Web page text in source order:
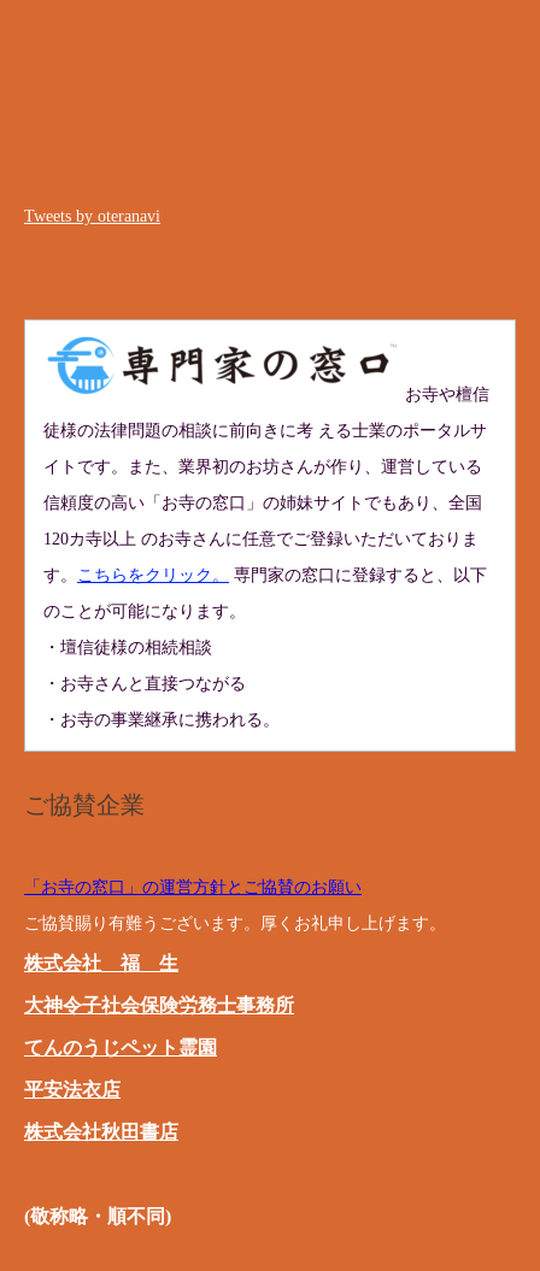
Tweets by oteranavi
お寺や檀信
徒様の法律問題の相談に前向きに考 える士業のポータルサ
イトです。また、業界初のお坊さんが作り、運営している
信頼度の高い「お寺の窓口」の姉妹サイトでもあり、全国
120カ寺以上 のお寺さんに任意でご登録いただいておりま
す。 こちらをクリック。
専門家の窓口に登録すると、以下
のことが可能になります。
・壇信徒様の相続相談
・お寺さんと直接つながる
・お寺の事業継承に携われる。
ご協賛企業
「お寺の窓口」の運営方針とご協賛のお願い
ご協賛賜り有難うございます。厚くお礼申し上げます。
株式会社 福 生
大神令子社会保険労務士事務所
てんのうじペット霊園
平安法衣店
株式会社秋田書店
(敬称略・順不同)